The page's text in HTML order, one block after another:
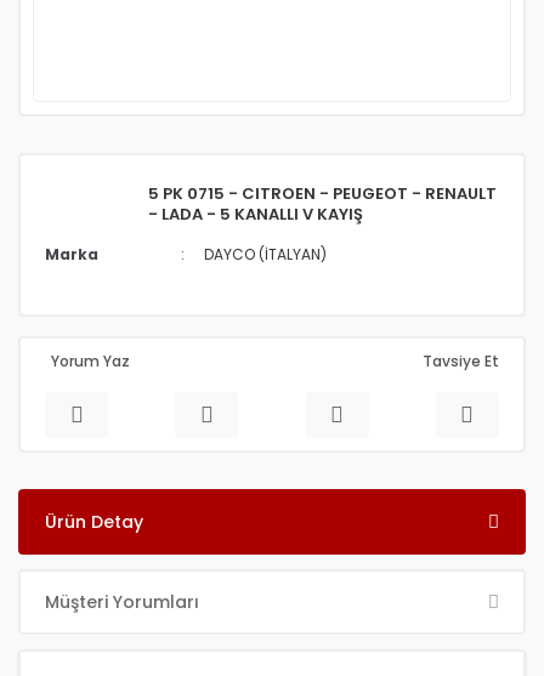
5 PK 0715 - CITROEN - PEUGEOT - RENAULT
- LADA - 5 KANALLI V KAYIŞ
Marka DAYCO (İTALYAN)
Yorum Yaz Tavsiye Et
Ürün Detay
Müşteri Yorumları